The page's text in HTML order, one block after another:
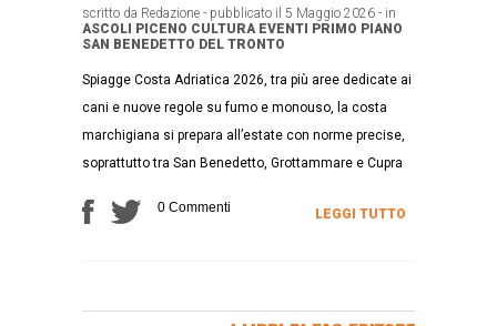
scritto da Redazione - pubblicato il 5 Maggio 2026 - in
ASCOLI PICENO CULTURA EVENTI PRIMO PIANO
SAN BENEDETTO DEL TRONTO
Spiagge Costa Adriatica 2026, tra più aree dedicate ai
cani e nuove regole su fumo e monouso, la costa
marchigiana si prepara all’estate con norme precise,
soprattutto tra San Benedetto, Grottammare e Cupra
0 Commenti LEGGI TUTTO